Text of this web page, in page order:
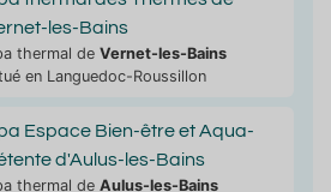
les-Bains
thermal de Vernet-les-Bains
en Languedoc-Roussillon
Espace Bien-être et Aqua-
d'Aulus-les-Bains
thermal de Aulus-les-Bains